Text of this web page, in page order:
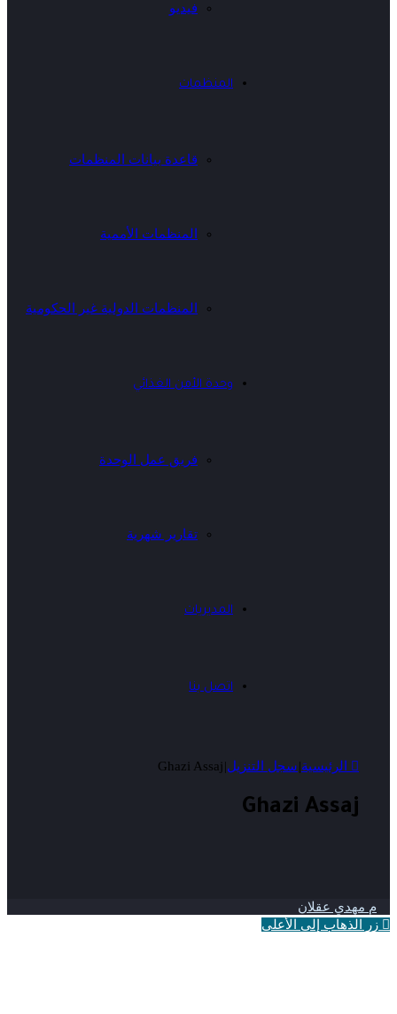
فيديو
المنظمات
قاعدة بيانات المنظمات
المنظمات الأممية
المنظمات الدولية غير الحكومية
وحدة الأمن الغذائي
فريق عمل الوحدة
تقارير شهرية
المديريات
اتصل بنا
الرئيسية|سجل التنزيل|
Ghazi Assaj
Ghazi Assaj
م مهدي عقلان
زر الذهاب إلى الأعلى